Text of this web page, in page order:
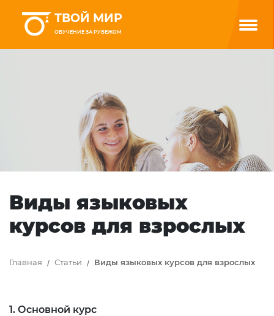
ТВОЙ МИР
ОБУЧЕНИЕ ЗА РУБЕЖОМ
Виды языковых
курсов для взрослых
Главная Статьи Виды языковых курсов для взрослых
1. Основной курс